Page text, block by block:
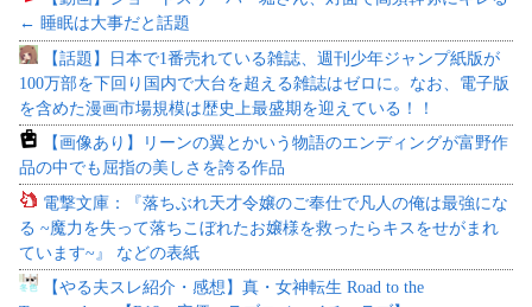
← 睡眠は大事だと話題
【話題】日本で1番売れている雑誌、週刊少年ジャンプ紙版が
100万部を下回り国内で大台を超える雑誌はゼロに。なお、電子版
を含めた漫画市場規模は歴史上最盛期を迎えている！！
【画像あり】リーンの翼とかいう物語のエンディングが富野作
品の中でも屈指の美しさを誇る作品
電撃文庫：『落ちぶれ天才令嬢のご奉仕で凡人の俺は最強にな
る ~魔力を失って落ちこぼれたお嬢様を救ったらキスをせがまれ
ています~』 などの表紙
【やる夫スレ紹介・感想】真・女神転生 Road to the